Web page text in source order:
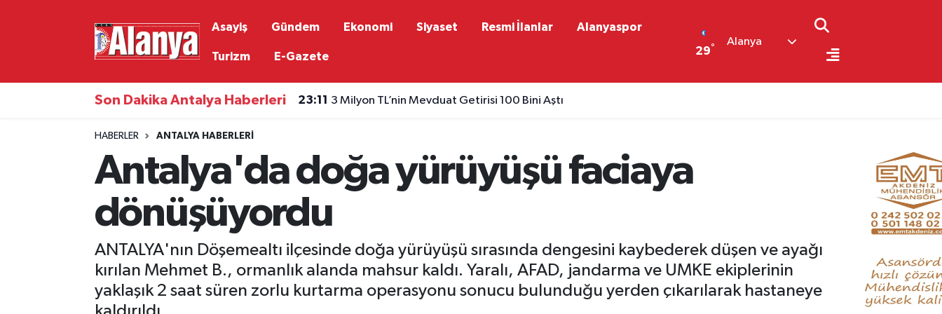
Asayiş Gündem Ekonomi Siyaset Resmi İlanlar Alanyaspor
Turizm E-Gazete 29°
Alanya
Son Dakika Antalya Haberleri 23:11 3 Milyon TL’nin Mevduat Getirisi 100 Bini Aştı
HABERLER ANTALYA HABERLERI
Antalya'da doğa yürüyüşü faciaya
dönüşüyordu
ANTALYA'nın Döşemealtı ilçesinde doğa yürüyüşü sırasında dengesini kaybederek düşen ve ayağı
kırılan Mehmet B., ormanlık alanda mahsur kaldı. Yaralı, AFAD, jandarma ve UMKE ekiplerinin
yaklaşık 2 saat süren zorlu kurtarma operasyonu sonucu bulunduğu yerden çıkarılarak hastaneye
Antalya Nöbetçi Eczaneler
Antalya Trafik Yoğunluk Haritası
Süper Lig Puan Durumu ve Fikstür
Son Dakika Haberleri
Haber Arşivi